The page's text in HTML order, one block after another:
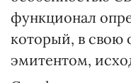
функционал
который, в свою
эмитентом,